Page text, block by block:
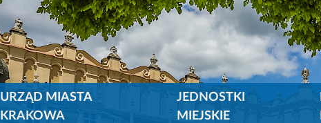
URZĄD MIASTA
KRAKOWA
JEDNOSTKI
MIEJSKIE